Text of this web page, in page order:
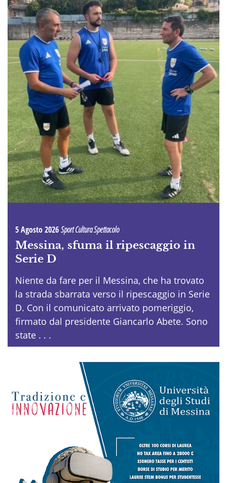
5 Agosto 2026Sport Cultura Spettacolo
Messina, sfuma il ripescaggio in
Serie D
Niente da fare per il Messina, che ha trovato
la strada sbarrata verso il ripescaggio in Serie
D. Con il comunicato arrivato pomeriggio,
firmato dal presidente Giancarlo Abete. Sono
state . . .